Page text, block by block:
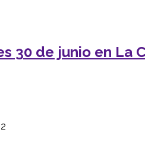
30 de junio en La